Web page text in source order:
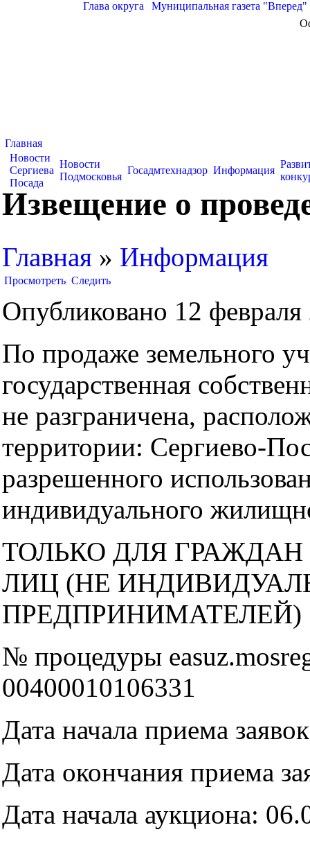
Глава округа Муниципальная газета "Вперед"
Главная
Новости
Сергиева
Посада
Новости
Подмосковья
Госадмтехнадзор Информация
Извещение о
Главная » Информация
Просмотреть Следить
Опубликовано 12 февраля
По продаже земельного
государственная
не разграничена,
территории: Сергиево-
разрешенного
индивидуального
ТОЛЬКО ДЛЯ
ЛИЦ (НЕ
ПРЕДПРИНИМАТЕЛЕЙ)
№ процедуры
00400010106331
Дата начала приема
Дата окончания приема
Дата начала аукциона: